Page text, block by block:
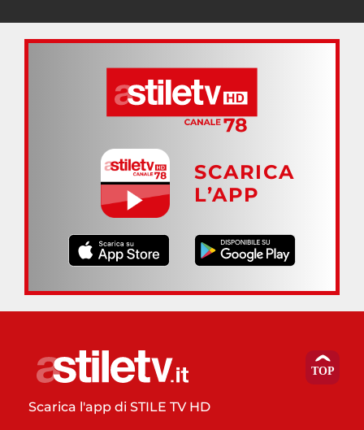
SCARICA
L’APP
Scarica l'app di STILE TV HD